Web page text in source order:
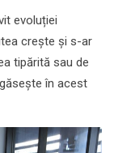
evoluției
crește și s-ar
tipărită sau de
în acest